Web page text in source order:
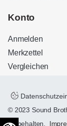
Konto
Anmelden
Merkzettel
Vergleichen
© 2023 Sound
vorbehalten.